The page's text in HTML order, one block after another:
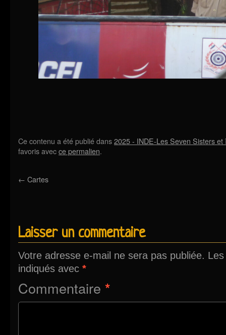
Ce contenu a été publié dans2025 - INDE-Les Seven Sisters
favoris avecce permalien.
← Cartes
Laisser un commentaire
Votre adresse e-mail ne sera pas publiée.
indiqués avec *
Commentaire *